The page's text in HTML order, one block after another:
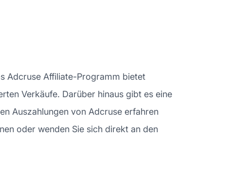
Adcruse Affiliate-Programm bietet
Verkäufe. Darüber hinaus gibt es eine
Auszahlungen von Adcruse erfahren
oder wenden Sie sich direkt an den